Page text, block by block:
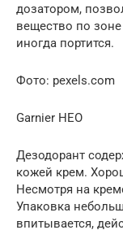
дозатором,
вещество по
иногда портится.
Фото: pexels.com
Garnier НЕО
Дезодорант
кожей крем.
Несмотря на
Упаковка
впитывается,